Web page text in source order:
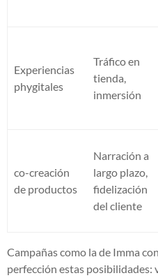
Experiencias
phygitales
Tráfico en
tienda,
inmersión
co-creación
de productos
Narración a
largo plazo,
fidelización
del cliente
Campañas como la de Imma
perfección estas